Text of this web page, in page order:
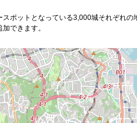
ポットとなっている3,000城それぞれの
できます。